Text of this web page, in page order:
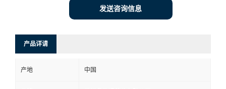
发送咨询信息
产品详请
产地 中国